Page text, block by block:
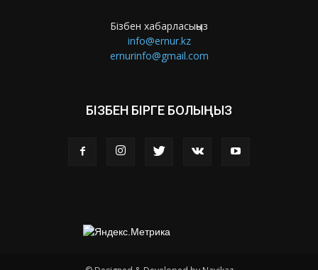
Бізбен хабарласыңыз
info@ernur.kz
ernurinfo@gmail.com
БІЗБЕН БІРГЕ БОЛЫҢЫЗ